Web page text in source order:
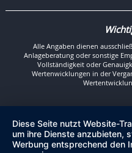
Alle Angaben dienen
Anlageberatung oder sonstige
Vollständigkeit oder
Wertenwicklungen in der
Diese Seite nutzt Website-
um ihre Dienste anzubieten,
Werbung entsprechend den